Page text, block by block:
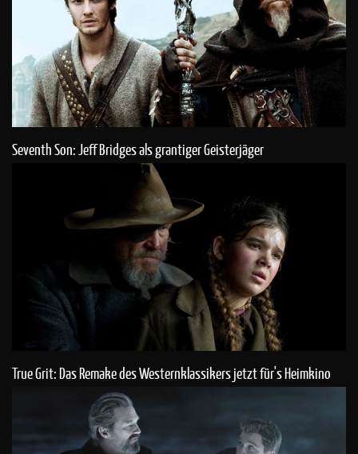
Seventh Son: Jeff Bridges als grantiger Geisterjäger
True Grit: Das Remake des Westernklassikers jetzt für's Heimkino